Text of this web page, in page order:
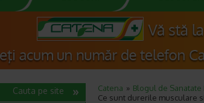
Catena Blogul de Sanatate
Ce sunt durerile musculare
Cauta pe site